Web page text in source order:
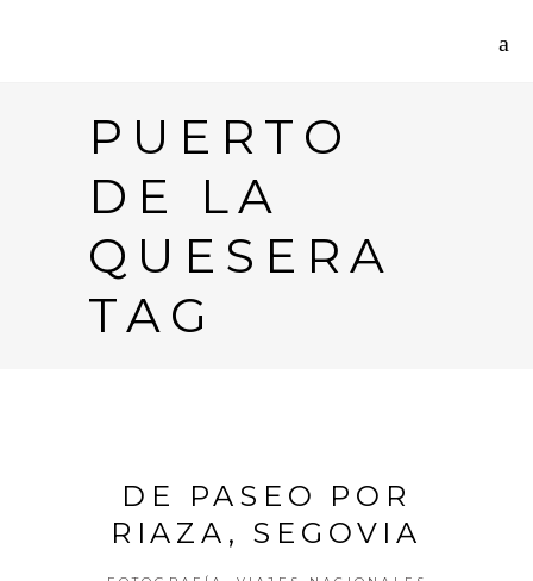
PUERTO
DE LA
QUESERA
TAG
DE PASEO POR
RIAZA, SEGOVIA